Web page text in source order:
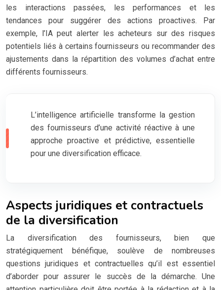
les interactions passées, les performances et les
tendances pour suggérer des actions proactives. Par
exemple, l’IA peut alerter les acheteurs sur des risques
potentiels liés à certains fournisseurs ou recommander des
ajustements dans la répartition des volumes d’achat entre
différents fournisseurs.
L’intelligence artificielle transforme la gestion
des fournisseurs d’une activité réactive à une
approche proactive et prédictive, essentielle
pour une diversification efficace.
Aspects juridiques et contractuels
de la diversification
La diversification des fournisseurs, bien que
stratégiquement bénéfique, soulève de nombreuses
questions juridiques et contractuelles qu’il est essentiel
d’aborder pour assurer le succès de la démarche. Une